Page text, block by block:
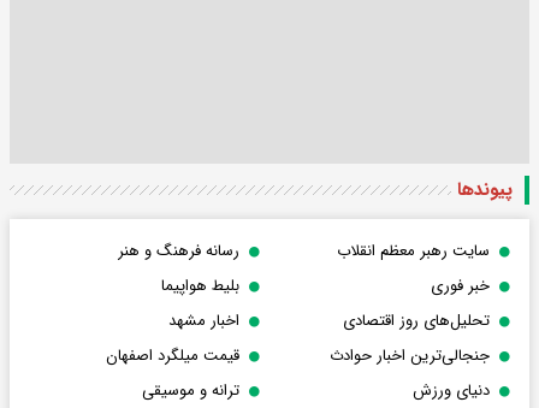
پیوندها
سایت رهبر معظم انقلاب
رسانه فرهنگ و هنر
خبر فوری
بلیط هواپیما
تحلیل‌های روز اقتصادی
اخبار مشهد
جنجالی‌ترین اخبار حوادث
قیمت میلگرد اصفهان
دنیای ورزش
ترانه و موسیقی